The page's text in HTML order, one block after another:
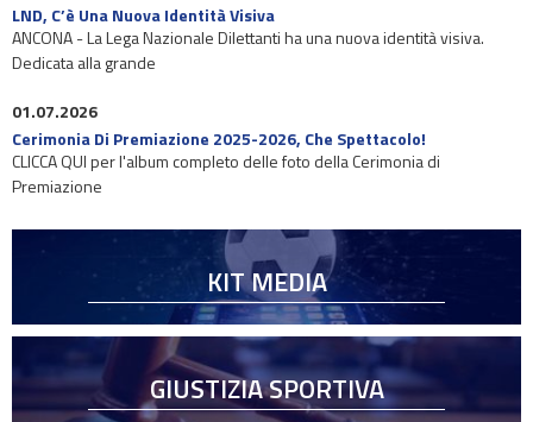
LND, C’è Una Nuova Identità Visiva
ANCONA - La Lega Nazionale Dilettanti ha una nuova identità visiva.
Dedicata alla grande
01.07.2026
Cerimonia Di Premiazione 2025-2026, Che Spettacolo!
CLICCA QUI per l'album completo delle foto della Cerimonia di
Premiazione
KIT MEDIA
GIUSTIZIA SPORTIVA